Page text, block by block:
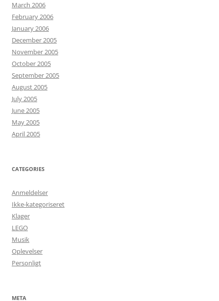
March 2006
February 2006
January 2006
December 2005
November 2005
October 2005
September 2005
August 2005
July 2005
June 2005
May 2005
April 2005
CATEGORIES
Anmeldelser
Ikke-kategoriseret
Klager
LEGO
Musik
Oplevelser
Personligt
META